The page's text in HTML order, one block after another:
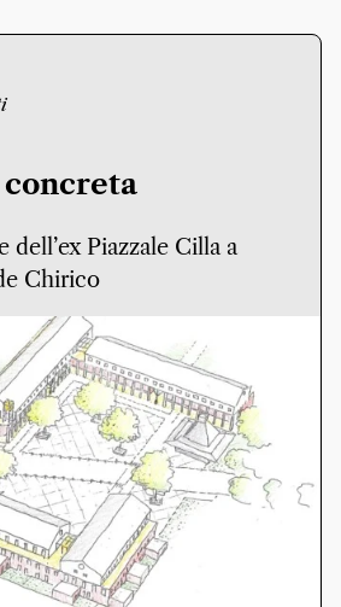
dell’ex Piazzale Cilla a
Chirico